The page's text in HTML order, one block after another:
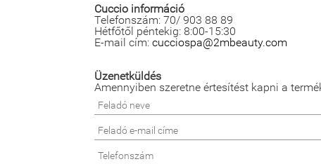
Cuccio információ
Telefonszám: 70/ 903 88 89
Hétfőtől péntekig: 8:00-15:30
E-mail cím:cucciospa@2mbeauty.com
Üzenetküldés
Amennyiben szeretne értesítést kapni a